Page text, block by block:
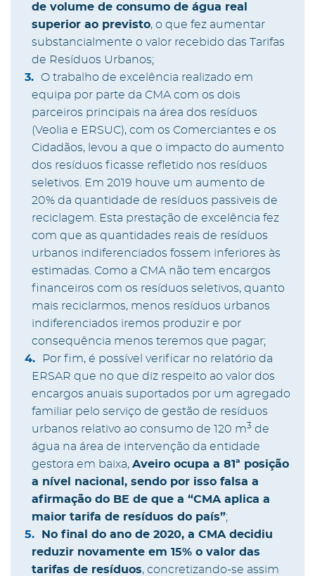
de volume de consumo de água real
superior ao previsto, o que fez aumentar
substancialmente o valor recebido das Tarifas
de Resíduos Urbanos;
O trabalho de excelência realizado em
equipa por parte da CMA com os dois
parceiros principais na área dos resíduos
(Veolia e ERSUC), com os Comerciantes e os
Cidadãos, levou a que o impacto do aumento
dos resíduos ficasse refletido nos resíduos
seletivos. Em 2019 houve um aumento de
20% da quantidade de resíduos passiveis de
reciclagem. Esta prestação de excelência fez
com que as quantidades reais de resíduos
urbanos indiferenciados fossem inferiores às
estimadas. Como a CMA não tem encargos
financeiros com os resíduos seletivos, quanto
mais reciclarmos, menos resíduos urbanos
indiferenciados iremos produzir e por
consequência menos teremos que pagar;
Por fim, é possível verificar no relatório da
ERSAR que no que diz respeito ao valor dos
encargos anuais suportados por um agregado
familiar pelo serviço de gestão de resíduos
urbanos relativo ao consumo de 120 m3 de
água na área de intervenção da entidade
gestora em baixa, Aveiro ocupa a 81ª posição
a nível nacional, sendo por isso falsa a
afirmação do BE de que a “CMA aplica a
maior tarifa de resíduos do país”;
No final do ano de 2020, a CMA decidiu
reduzir novamente em 15% o valor das
tarifas de resíduos, concretizando-se assim